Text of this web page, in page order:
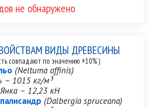
не обнаружено
ВИДЫ ДРЕВЕСИНЫ
совпадают по значению ±10% )
(Neltuma affinis)
– 1015 кг/м³
– 12,23 кН
(Dalbergia spruceana)